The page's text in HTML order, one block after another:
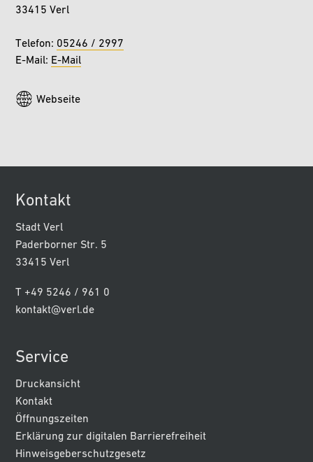
33415 Verl
Telefon: 05246 / 2997
E-Mail: E-Mail
Webseite
Kontakt
Stadt Verl
Paderborner Str. 5
33415 Verl
T +49 5246 / 961 0
kontakt@verl.de
Service
Druckansicht
Kontakt
Öffnungszeiten
Erklärung zur digitalen Barrierefreiheit
Hinweisgeberschutzgesetz